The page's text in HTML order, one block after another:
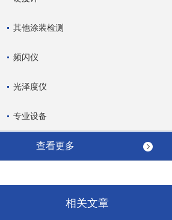
其他涂装检测
频闪仪
光泽度仪
专业设备
查看更多
相关文章